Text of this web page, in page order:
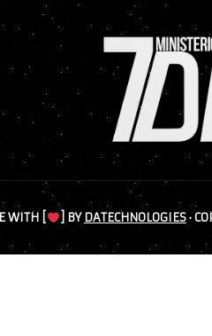
WITH [ ] BYDATECHNOLOGIES·